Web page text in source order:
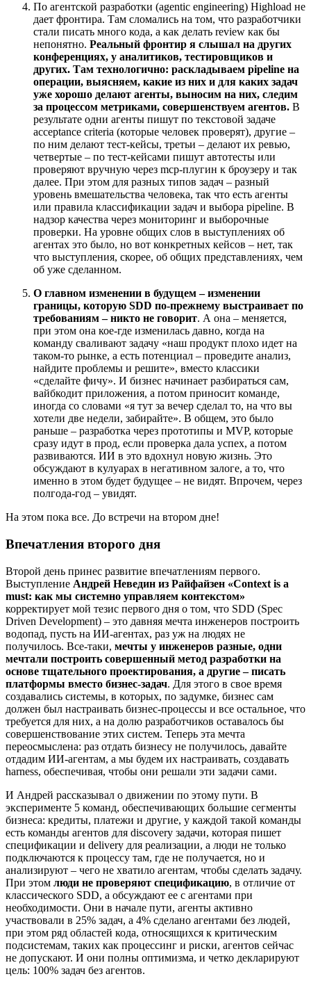
По агентской разработки (agentic engineering) Highload не
дает фронтира. Там сломались на том, что разработчики
стали писать много кода, а как делать review как бы
непонятно. Реальный фронтир я слышал на других
конференциях, у аналитиков, тестировщиков и
других. Там технологично: раскладываем pipeline на
операции, выясняем, какие из них и для каких задач
уже хорошо делают агенты, выносим на них, следим
за процессом метриками, совершенствуем агентов. В
результате одни агенты пишут по текстовой задаче
acceptance criteria (которые человек проверят), другие –
по ним делают тест-кейсы, третьи – делают их ревью,
четвертые – по тест-кейсами пишут автотесты или
проверяют вручную через mcp-плугин к броузеру и так
далее. При этом для разных типов задач – разный
уровень вмешательства человека, так что есть агенты
или правила классификации задач и выбора pipeline. B
надзор качества через мониторинг и выборочные
проверки. На уровне общих слов в выступлениях об
агентах это было, но вот конкретных кейсов – нет, так
что выступления, скорее, об общих представлениях, чем
об уже сделанном.
О главном изменении в будущем – изменении
границы, которую SDD по-прежнему выстраивает по
требованиям – никто не говорит. А она – меняется,
при этом она кое-где изменилась давно, когда на
команду сваливают задачу «наш продукт плохо идет на
таком-то рынке, а есть потенциал – проведите анализ,
найдите проблемы и решите», вместо классики
«сделайте фичу». И бизнес начинает разбираться сам,
вайбкодит приложения, а потом приносит команде,
иногда со словами «я тут за вечер сделал то, на что вы
хотели две недели, забирайте». В общем, это было
раньше – разработка через прототипы и MVP, которые
сразу идут в прод, если проверка дала успех, а потом
развиваются. ИИ в это вдохнул новую жизнь. Это
обсуждают в кулуарах в негативном залоге, а то, что
именно в этом будет будущее – не видят. Впрочем, через
полгода-год – увидят.
На этом пока все. До встречи на втором дне!
Впечатления второго дня
Второй день принес развитие впечатлениям первого.
Выступление Андрей Неведин из Райфайзен «Context is a
must: как мы системно управляем контекстом»
корректирует мой тезис первого дня о том, что SDD (Spec
Driven Development) – это давняя мечта инженеров построить
водопад, пусть на ИИ-агентах, раз уж на людях не
получилось. Все-таки, мечты у инженеров разные, одни
мечтали построить совершенный метод разработки на
основе тщательного проектирования, а другие – писать
платформы вместо бизнес-задач. Для этого в свое время
создавались системы, в которых, по задумке, бизнес сам
должен был настраивать бизнес-процессы и все остальное, что
требуется для них, а на долю разработчиков оставалось бы
совершенствование этих систем. Теперь эта мечта
переосмыслена: раз отдать бизнесу не получилось, давайте
отдадим ИИ-агентам, а мы будем их настраивать, создавать
harness, обеспечивая, чтобы они решали эти задачи сами.
И Андрей рассказывал о движении по этому пути. В
эксперименте 5 команд, обеспечивающих большие сегменты
бизнеса: кредиты, платежи и другие, у каждой такой команды
есть команды агентов для discovery задачи, которая пишет
спецификации и delivery для реализации, а люди не только
подключаются к процессу там, где не получается, но и
анализируют – чего не хватило агентам, чтобы сделать задачу.
При этом люди не проверяют спецификацию, в отличие от
классического SDD, а обсуждают ее с агентами при
необходимости. Они в начале пути, агенты активно
участвовали в 25% задач, а 4% сделано агентами без людей,
при этом ряд областей кода, относящихся к критическим
подсистемам, таких как процессинг и риски, агентов сейчас
не допускают. И они полны оптимизма, и четко декларируют
цель: 100% задач без агентов.